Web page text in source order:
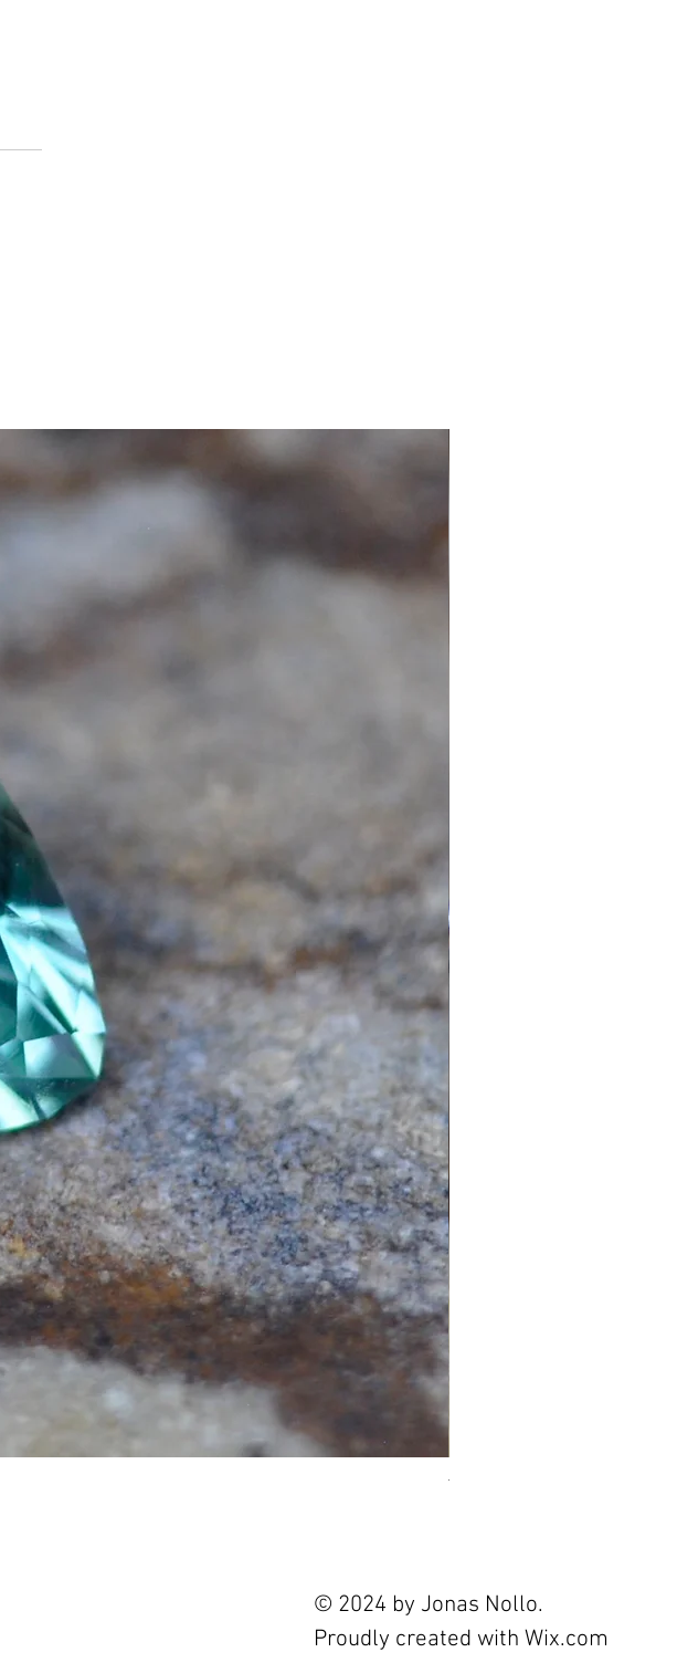
Tourmaline 2.4ct
© 2024 by Jonas Nollo.
Proudly created with Wix.com